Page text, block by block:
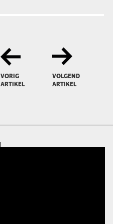
VORIG
ARTIKEL
VOLGEND
ARTIKEL